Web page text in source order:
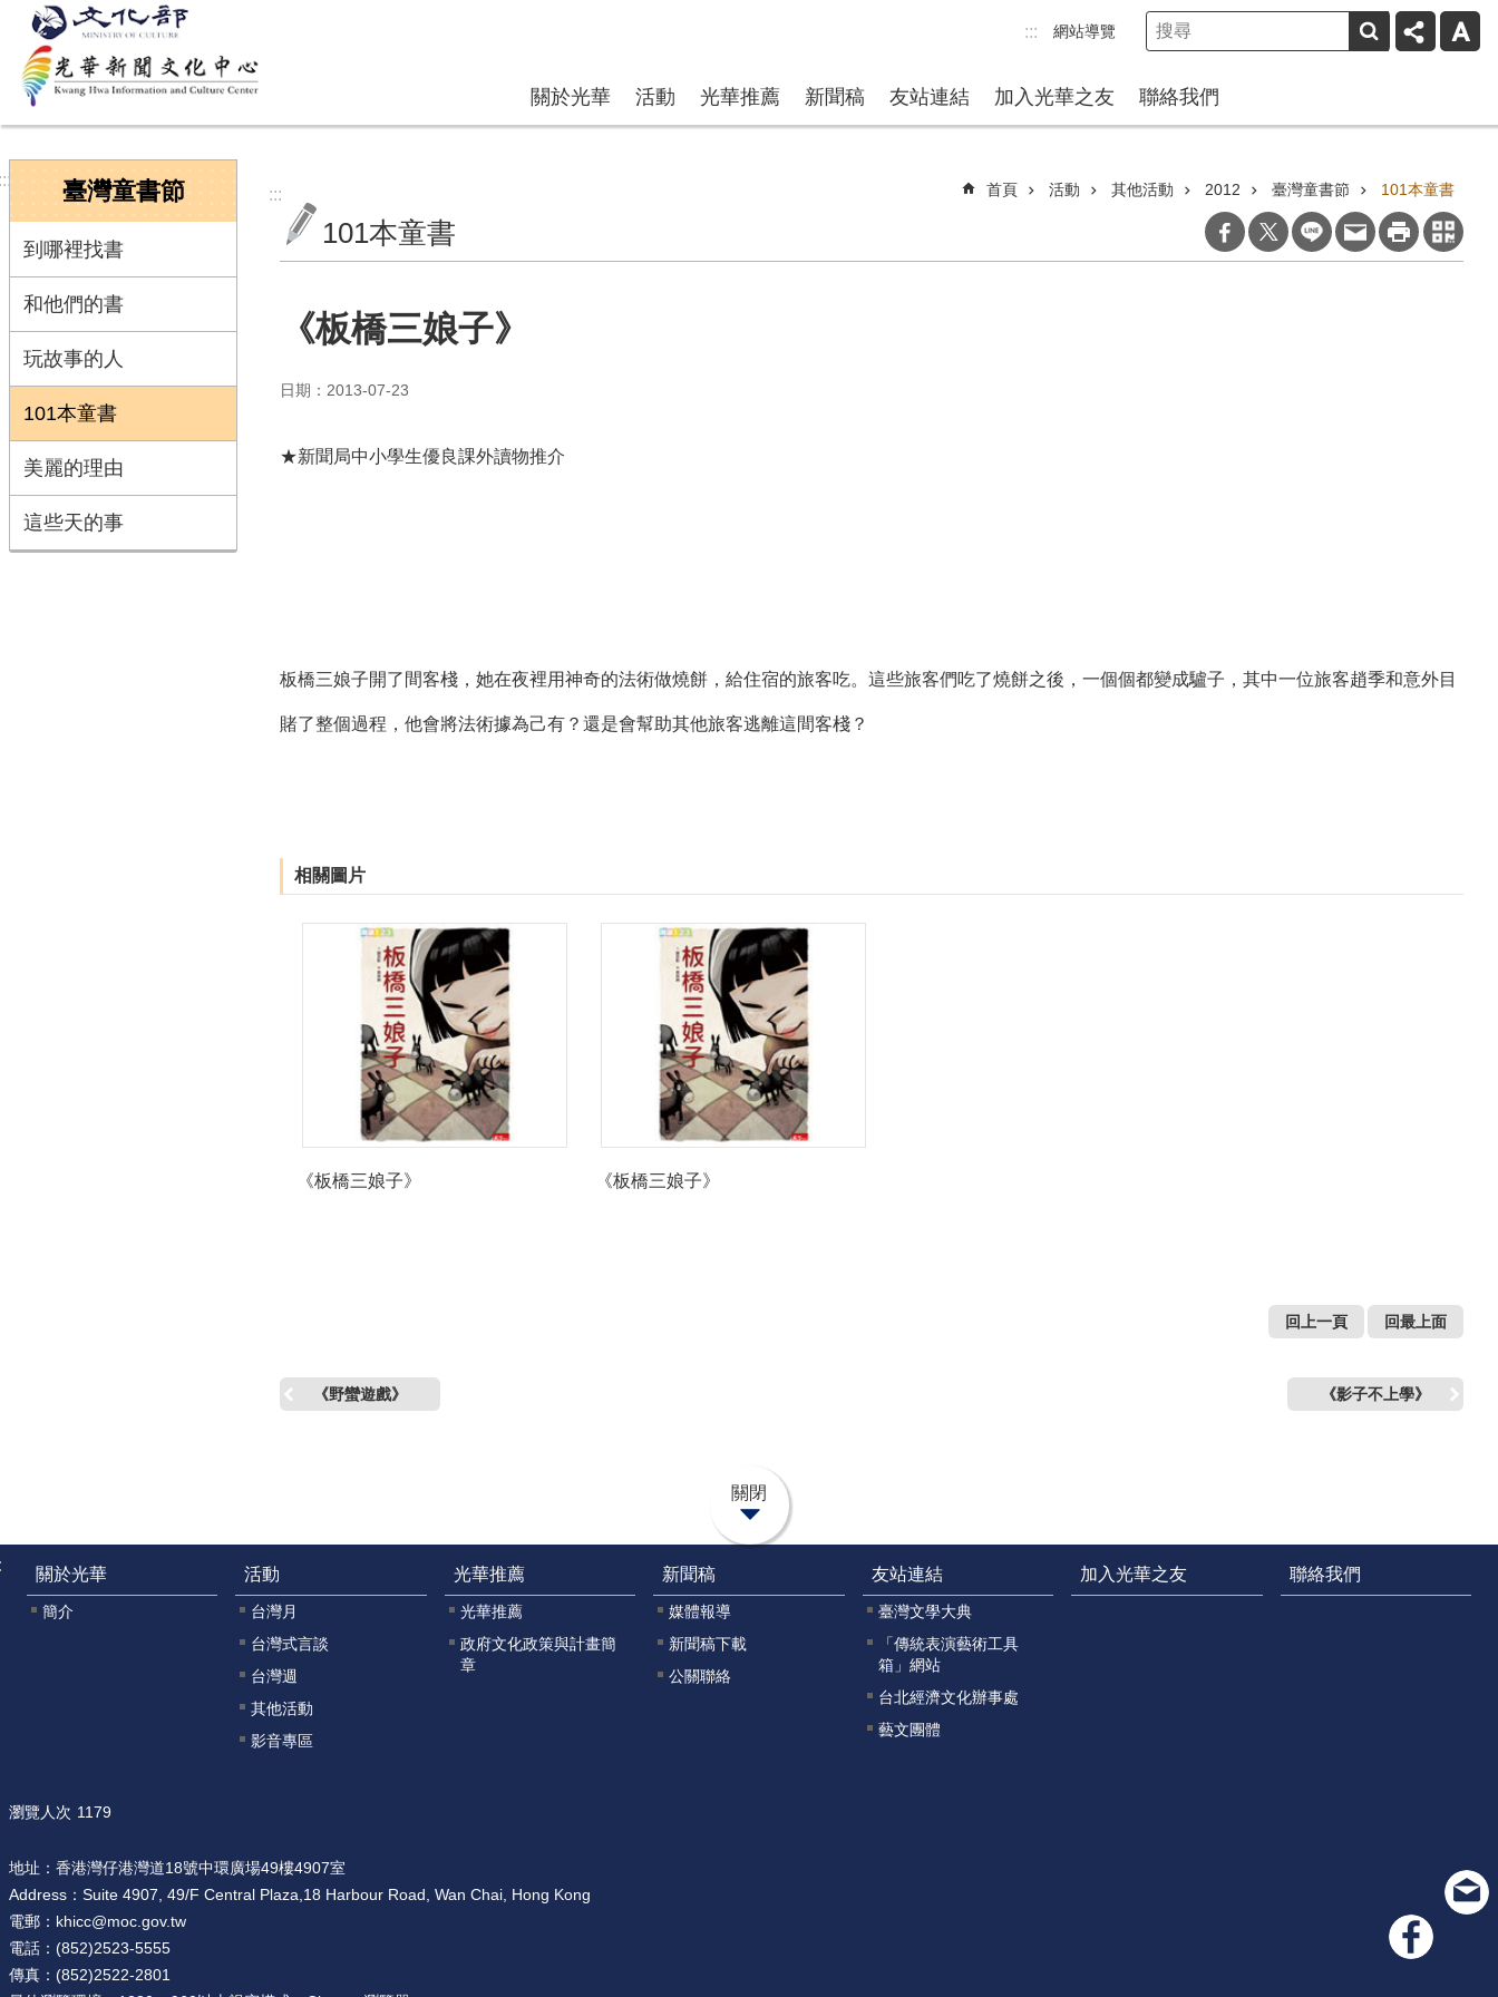
跳到主要內容區塊
::: 網站導覽
關於光華 活動 光華推薦 新聞稿 友站連結 加入光華之友 聯絡我們
臺灣童書節
到哪裡找書
和他們的書
玩故事的人
101本童書
美麗的理由
這些天的事
::: 首頁 活動 其他活動 2012 臺灣童書節 101本童書
101本童書
《板橋三娘子》
日期：2013-07-23
★新聞局中小學生優良課外讀物推介
板橋三娘子開了間客棧，她在夜裡用神奇的法術做燒餅，給住宿的旅客吃。這些旅客們吃了燒餅之後，一個個都變成驢子，其中一位旅客趙季和意外目
賭了整個過程，他會將法術據為己有？還是會幫助其他旅客逃離這間客棧？
相關圖片
《板橋三娘子》 《板橋三娘子》
回上一頁 回最上面
《野蠻遊戲》 《影子不上學》
關閉
關於光華
簡介
活動
台灣月
台灣式言談
台灣週
其他活動
影音專區
光華推薦
光華推薦
政府文化政策與計畫簡
章
新聞稿
媒體報導
新聞稿下載
公關聯絡
友站連結
臺灣文學大典
「傳統表演藝術工具
箱」網站
台北經濟文化辦事處
藝文團體
加入光華之友 聯絡我們
瀏覽人次 1179
地址： 香港灣仔港灣道18號中環廣場49樓4907室
Address： Suite 4907, 49/F Central Plaza,18 Harbour Road, Wan Chai, Hong Kong
電郵： khicc@moc.gov.tw
電話： (852)2523-5555
傳真： (852)2522-2801